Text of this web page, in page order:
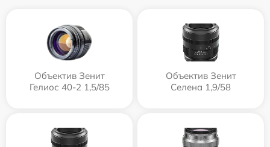
Объектив Зенит
Гелиос 40-2 1,5/85
Объектив Зенит
Селена 1,9/58